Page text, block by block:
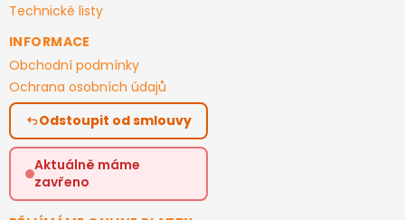
Technické listy
INFORMACE
Obchodní podmínky
Ochrana osobních údajů
Odstoupit od smlouvy
Aktuálně máme
zavřeno